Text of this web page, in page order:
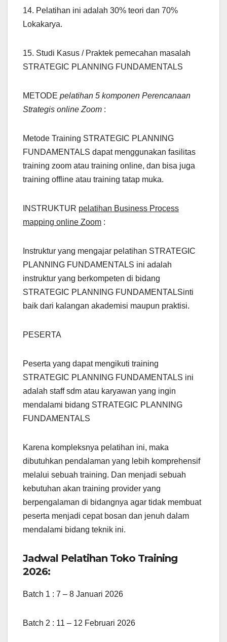
14. Pelatihan ini adalah 30% teori dan 70%
Lokakarya.
15. Studi Kasus / Praktek pemecahan masalah
STRATEGIC PLANNING FUNDAMENTALS
METODE pelatihan 5 komponen Perencanaan
Strategis online Zoom :
Metode Training STRATEGIC PLANNING
FUNDAMENTALS dapat menggunakan fasilitas
training zoom atau training online, dan bisa juga
training offline atau training tatap muka.
INSTRUKTUR pelatihan Business Process
mapping online Zoom :
Instruktur yang mengajar pelatihan STRATEGIC
PLANNING FUNDAMENTALS ini adalah
instruktur yang berkompeten di bidang
STRATEGIC PLANNING FUNDAMENTALSinti
baik dari kalangan akademisi maupun praktisi.
PESERTA
Peserta yang dapat mengikuti training
STRATEGIC PLANNING FUNDAMENTALS ini
adalah staff sdm atau karyawan yang ingin
mendalami bidang STRATEGIC PLANNING
FUNDAMENTALS
Karena kompleksnya pelatihan ini, maka
dibutuhkan pendalaman yang lebih komprehensif
melalui sebuah training. Dan menjadi sebuah
kebutuhan akan training provider yang
berpengalaman di bidangnya agar tidak membuat
peserta menjadi cepat bosan dan jenuh dalam
mendalami bidang teknik ini.
Jadwal Pelatihan Toko Training
2026:
Batch 1 : 7 – 8 Januari 2026
Batch 2 : 11 – 12 Februari 2026